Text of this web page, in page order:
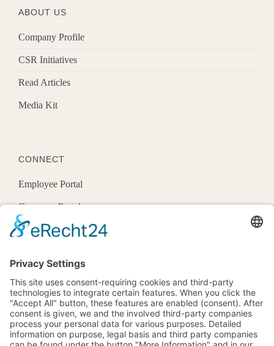
ABOUT US
Company Profile
CSR Initiatives
Read Articles
Media Kit
CONNECT
Employee Portal
Customer Portal
Offices